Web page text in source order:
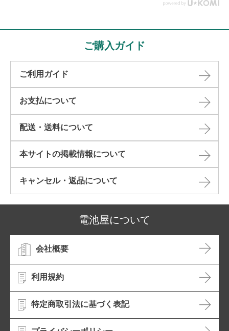
ご購入ガイド
ご利用ガイド
お支払について
配送・送料について
本サイトの掲載情報について​
キャンセル・返品について​
電池屋について
会社概要
利用規約
特定商取引法に基づく表記